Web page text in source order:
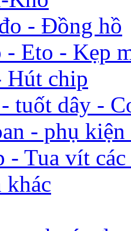
- Đồng hồ
Eto - Kẹp
Hút chip
tuốt dây -
- phụ kiện
- Tua vít
khác